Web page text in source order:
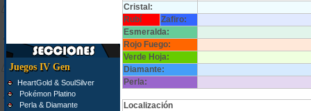
Juegos IV Gen
HeartGold & SoulSilver
Pokémon Platino
Perla & Diamante
Cristal:
Rubí
Zafiro:
Esmeralda:
Rojo Fuego:
Verde Hoja:
Diamante:
Perla:
Localización